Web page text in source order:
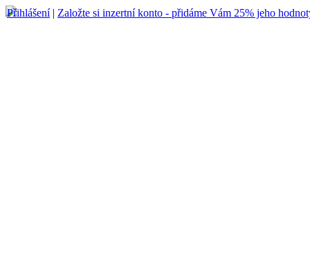
Přihlášení| Založte si inzertní konto - přidáme Vám 25% jeho